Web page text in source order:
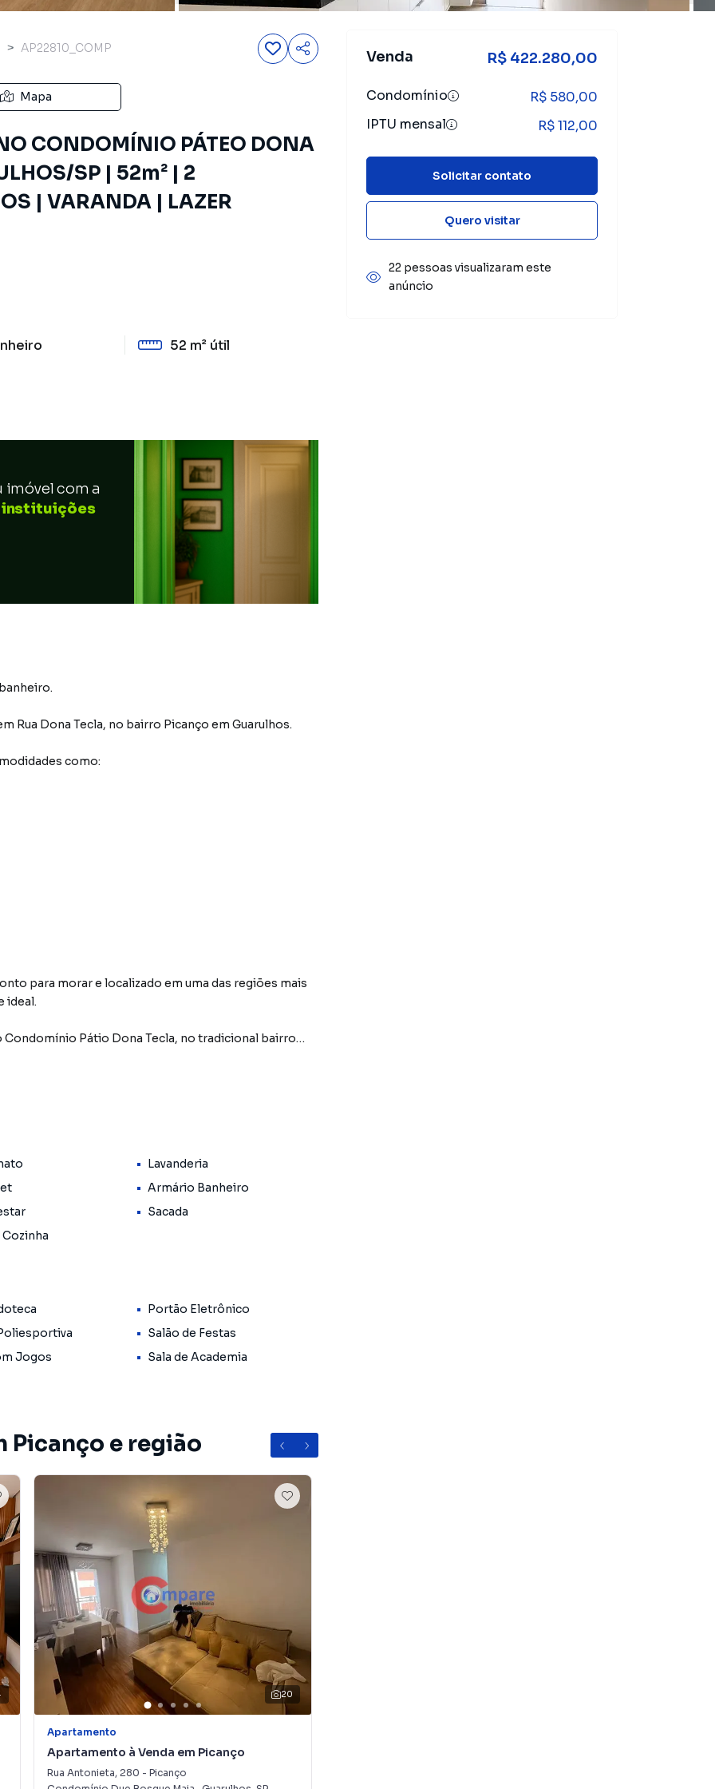
AP22810_COMP
Mapa
CONDOMÍNIO PÁTEO DONA
SP | 52m² | 2
| VARANDA | LAZER
52 m² útil
imóvel com a
instituições
Rua Dona Tecla, no bairro Picanço em Guarulhos.
como:
para morar e localizado em uma das regiões mais
ideal.
Pátio Dona Tecla, no tradicional bairro
funcionalidade e sofisticação.
segurança e lazer para toda a família.
Lavanderia
Armário Banheiro
Sacada
Portão Eletrônico
Salão de Festas
Jogos Sala de Academia
Picanço e região
20
Apartamento
Apartamento à Venda em Picanço
Rua Antonieta, 280 - Picanço
Venda R$ 422.280,00
Condomínio
R$ 580,00
IPTU mensal
R$ 112,00
Solicitar contato
Quero visitar
22 pessoas visualizaram este
anúncio